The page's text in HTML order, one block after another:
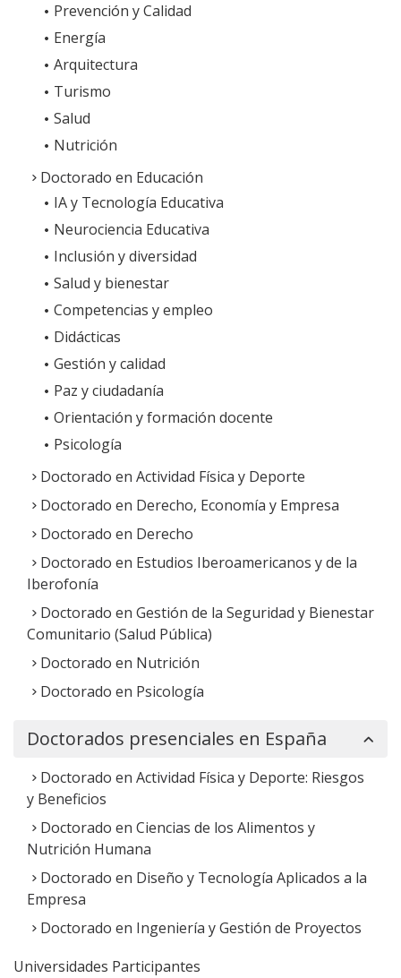
Prevención y Calidad
Energía
Arquitectura
Turismo
Salud
Nutrición
Doctorado en Educación
IA y Tecnología Educativa
Neurociencia Educativa
Inclusión y diversidad
Salud y bienestar
Competencias y empleo
Didácticas
Gestión y calidad
Paz y ciudadanía
Orientación y formación docente
Psicología
Doctorado en Actividad Física y Deporte
Doctorado en Derecho, Economía y Empresa
Doctorado en Derecho
Doctorado en Estudios Iberoamericanos y de la
Iberofonía
Doctorado en Gestión de la Seguridad y Bienestar
Comunitario (Salud Pública)
Doctorado en Nutrición
Doctorado en Psicología
Doctorados presenciales en España
Doctorado en Actividad Física y Deporte: Riesgos
y Beneficios
Doctorado en Ciencias de los Alimentos y
Nutrición Humana
Doctorado en Diseño y Tecnología Aplicados a la
Empresa
Doctorado en Ingeniería y Gestión de Proyectos
Universidades Participantes
Universidad Internacional
Iberoamericana
(Puerto Rico USA)
Internacional de Colombia -
UNINCOL
(Colombia)
Universidade Internacional do
(Angola)
Universidad Internacional
Iberoamericana